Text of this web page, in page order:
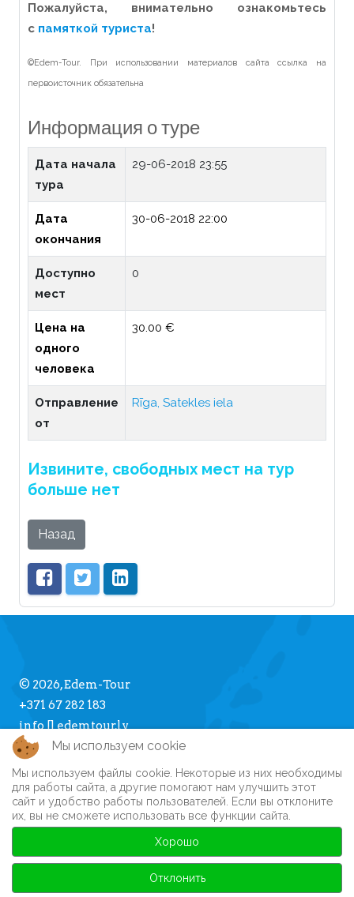
Пожалуйста, внимательно ознакомьтесь
с памяткой туриста!
©Edem-Tour. При использовании материалов сайта ссылка на
первоисточник обязательна
Информация о туре
Дата начала
тура
29-06-2018 23:55
Дата
окончания
30-06-2018 22:00
Доступно
мест
0
Цена на
одного
человека
30.00 €
Отправление
от
Rīga, Satekles iela
Извините, свободных мест на тур
больше нет
Назад
© 2026, Edem-Tour
+371 67 282 183
info [] edemtour.lv
Про Edem-Tour
Памятка туристу
Часто задаваемые вопросы
Автобусные туры
Личный кабинет
Регистрация на сайте
Мы используем cookie
Мы используем файлы cookie. Некоторые из них необходимы
для работы сайта, а другие помогают нам улучшить этот
сайт и удобство работы пользователей. Если вы отклоните
их, вы не сможете использовать все функции сайта.
Хорошо
Отклонить